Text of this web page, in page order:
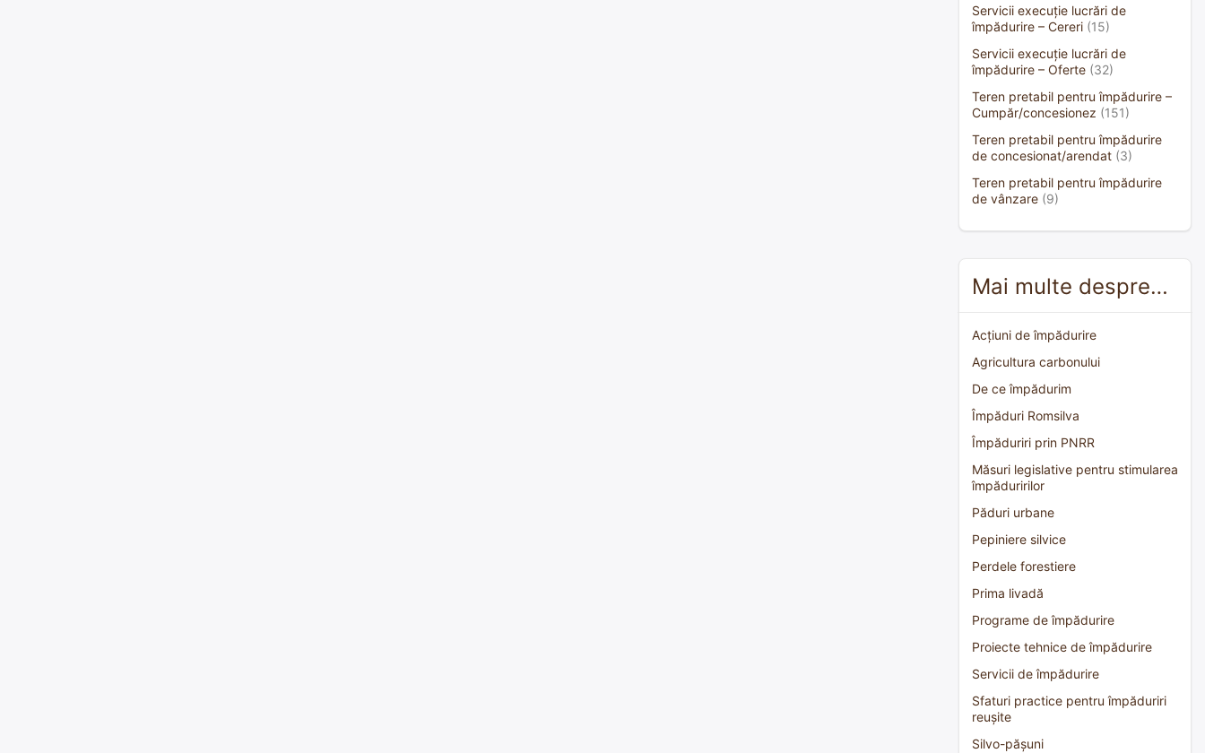
Servicii execuție lucrări de
împădurire – Cereri (15)
Servicii execuție lucrări de
împădurire – Oferte (32)
Teren pretabil pentru împădurire –
Cumpăr/concesionez (151)
Teren pretabil pentru împădurire
de concesionat/arendat (3)
Teren pretabil pentru împădurire
de vânzare (9)
Mai multe despre…
Acțiuni de împădurire
Agricultura carbonului
De ce împădurim
Împăduri Romsilva
Împăduriri prin PNRR
Măsuri legislative pentru stimularea
împăduririlor
Păduri urbane
Pepiniere silvice
Perdele forestiere
Prima livadă
Programe de împădurire
Proiecte tehnice de împădurire
Servicii de împădurire
Sfaturi practice pentru împăduriri
reușite
Silvo-pășuni